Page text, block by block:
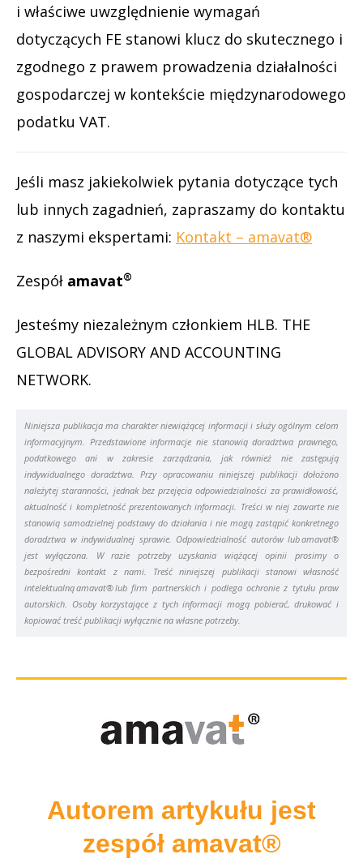
i właściwe uwzględnienie wymagań
dotyczących FE stanowi klucz do skutecznego i
zgodnego z prawem prowadzenia działalności
gospodarczej w kontekście międzynarodowego
podatku VAT.
Jeśli masz jakiekolwiek pytania dotyczące tych
lub innych zagadnień, zapraszamy do kontaktu
z naszymi ekspertami: Kontakt – amavat®
Zespół amavat®
Jesteśmy niezależnym członkiem HLB. THE
GLOBAL ADVISORY AND ACCOUNTING
NETWORK.
Niniejsza publikacja ma charakter niewiążącej informacji i służy ogólnym celom
informacyjnym. Przedstawione informacje nie stanowią doradztwa prawnego,
podatkowego ani w zakresie zarządzania, jak również nie zastępują
indywidualnego doradztwa. Przy opracowaniu niniejszej publikacji dołożono
należytej staranności, jednak bez przejęcia odpowiedzialności za prawidłowość,
aktualność i kompletność prezentowanych informacji. Treści w niej zawarte nie
stanowią samodzielnej podstawy do działania i nie mogą zastąpić konkretnego
doradztwa w indywidualnej sprawie. Odpowiedzialność autorów lub amavat®
jest wyłączona. W razie potrzeby uzyskania wiążącej opinii prosimy o
bezpośredni kontakt z nami. Treść niniejszej publikacji stanowi własność
intelektualną amavat® lub firm partnerskich i podlega ochronie z tytułu praw
autorskich. Osoby korzystające z tych informacji mogą pobierać, drukować i
kopiować treść publikacji wyłącznie na własne potrzeby.
Autorem artykułu jest
zespół amavat®